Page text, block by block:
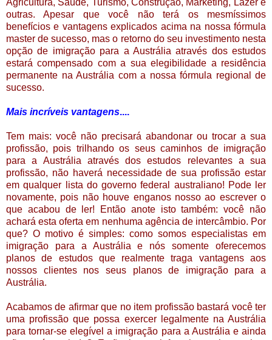
Agricultura, Saúde, Turismo, Construção, Marketing, Lazer e
outras. Apesar que você não terá os mesmíssimos
benefícios e vantagens explicados acima na nossa fórmula
master de sucesso, mas o retorno do seu investimento nesta
opção de imigração para a Austrália através dos estudos
estará compensado com a sua elegibilidade a residência
permanente na Austrália com a nossa fórmula regional de
sucesso.
Mais incríveis vantagens....
Tem mais: você não precisará abandonar ou trocar a sua
profissão, pois trilhando os seus caminhos de imigração
para a Austrália através dos estudos relevantes a sua
profissão, não haverá necessidade de sua profissão estar
em qualquer lista do governo federal australiano! Pode ler
novamente, pois não houve enganos nosso ao escrever o
que acabou de ler! Então anote isto também: você não
achará esta oferta em nenhuma agência de intercâmbio. Por
que? O motivo é simples: como somos especialistas em
imigração para a Austrália e nós somente oferecemos
planos de estudos que realmente traga vantagens aos
nossos clientes nos seus planos de imigração para a
Austrália.
Acabamos de afirmar que no item profissão bastará você ter
uma profissão que possa exercer legalmente na Austrália
para tornar-se elegível a imigração para a Austrália e ainda